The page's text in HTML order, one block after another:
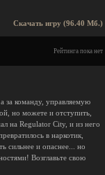
Скачать игру (96.40 Мб.)
Рейтинга пока нет
за команду, управляемую
но можете и отступить,
на Regulator City, и из него
в наркотик,
сильнее и опаснее... но
Возглавьте свою